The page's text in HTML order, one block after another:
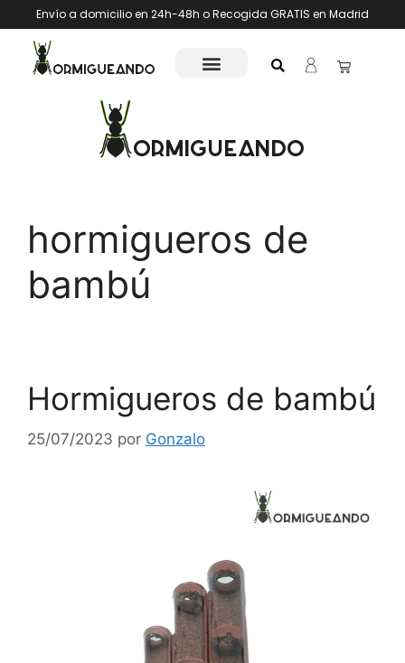
Envío a domicilio en 24h-48h o Recogida GRATIS en Madrid
hormigueros de
bambú
Hormigueros de bambú
25/07/2023 por Gonzalo